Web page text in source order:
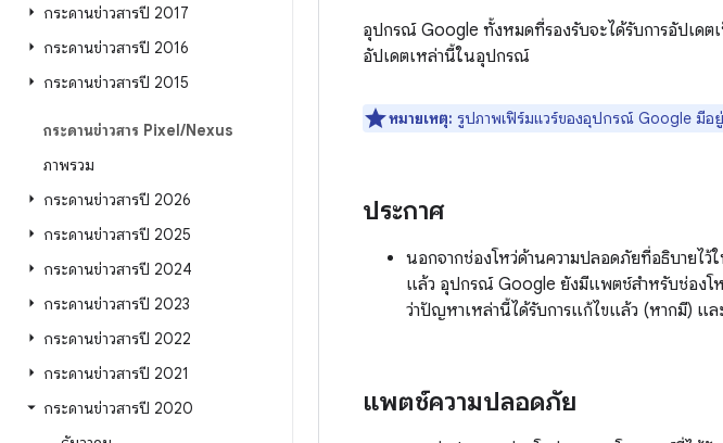
กระดานข่าวสารปี 2017
กระดานข่าวสารปี 2016
กระดานข่าวสารปี 2015
กระดานข่าวสาร Pixel/Nexus
ภาพรวม
กระดานข่าวสารปี 2026
กระดานข่าวสารปี 2025
กระดานข่าวสารปี 2024
กระดานข่าวสารปี 2023
กระดานข่าวสารปี 2022
กระดานข่าวสารปี 2021
กระดานข่าวสารปี 2020
อุปกรณ์ Google ทั้งหมดที่รองรับจะได้รับการอัปเด
อัปเดตเหล่านี้ในอุปกรณ์
หมายเหตุ: รูปภาพเฟิร์มแวร์ของอุปกรณ์ Google มีอ
ประกาศ
นอกจากช่องโหว่ด้านความปลอดภัยที่อธิบายไ
แล้ว อุปกรณ์ Google ยังมีแพตช์สำหรับช่องโห
ว่าปัญหาเหล่านี้ได้รับการแก้ไขแล้ว (หากมี) แ
แพตช์ความปลอดภัย